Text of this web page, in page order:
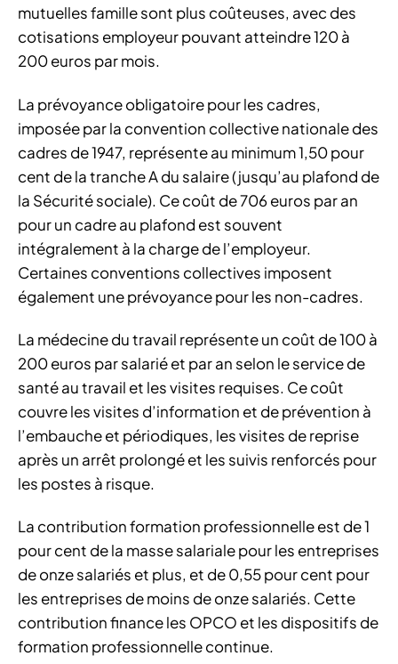
mutuelles famille sont plus coûteuses, avec des
cotisations employeur pouvant atteindre 120 à
200 euros par mois.
La prévoyance obligatoire pour les cadres,
imposée par la convention collective nationale des
cadres de 1947, représente au minimum 1,50 pour
cent de la tranche A du salaire (jusqu’au plafond de
la Sécurité sociale). Ce coût de 706 euros par an
pour un cadre au plafond est souvent
intégralement à la charge de l’employeur.
Certaines conventions collectives imposent
également une prévoyance pour les non-cadres.
La médecine du travail représente un coût de 100 à
200 euros par salarié et par an selon le service de
santé au travail et les visites requises. Ce coût
couvre les visites d’information et de prévention à
l’embauche et périodiques, les visites de reprise
après un arrêt prolongé et les suivis renforcés pour
les postes à risque.
La contribution formation professionnelle est de 1
pour cent de la masse salariale pour les entreprises
de onze salariés et plus, et de 0,55 pour cent pour
les entreprises de moins de onze salariés. Cette
contribution finance les OPCO et les dispositifs de
formation professionnelle continue.